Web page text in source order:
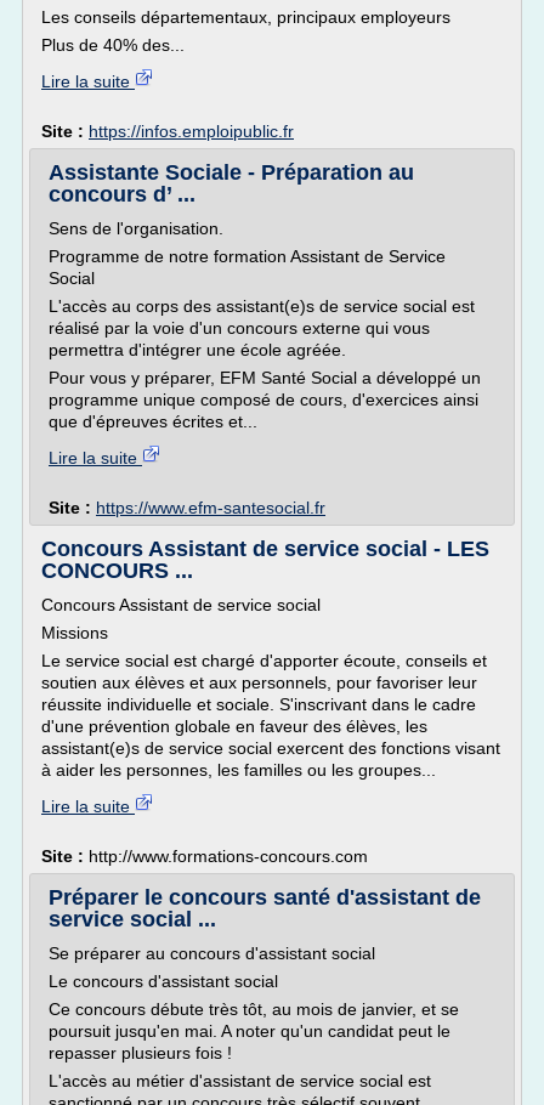
Les conseils départementaux, principaux employeurs
Plus de 40% des...
Lire la suite
Site : https://infos.emploipublic.fr
Assistante Sociale - Préparation au
concours d’ ...
Sens de l'organisation.
Programme de notre formation Assistant de Service
Social
L'accès au corps des assistant(e)s de service social est
réalisé par la voie d'un concours externe qui vous
permettra d'intégrer une école agréée.
Pour vous y préparer, EFM Santé Social a développé un
programme unique composé de cours, d'exercices ainsi
que d'épreuves écrites et...
Lire la suite
Site : https://www.efm-santesocial.fr
Concours Assistant de service social - LES
CONCOURS ...
Concours Assistant de service social
Missions
Le service social est chargé d'apporter écoute, conseils et
soutien aux élèves et aux personnels, pour favoriser leur
réussite individuelle et sociale. S'inscrivant dans le cadre
d'une prévention globale en faveur des élèves, les
assistant(e)s de service social exercent des fonctions visant
à aider les personnes, les familles ou les groupes...
Lire la suite
Site : http://www.formations-concours.com
Préparer le concours santé d'assistant de
service social ...
Se préparer au concours d'assistant social
Le concours d'assistant social
Ce concours débute très tôt, au mois de janvier, et se
poursuit jusqu'en mai. A noter qu'un candidat peut le
repasser plusieurs fois !
L'accès au métier d'assistant de service social est